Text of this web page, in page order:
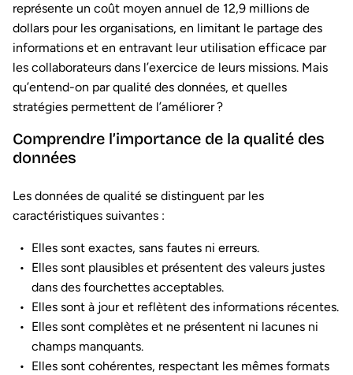
représente un coût moyen annuel de 12,9 millions de
dollars pour les organisations, en limitant le partage des
informations et en entravant leur utilisation efficace par
les collaborateurs dans l’exercice de leurs missions. Mais
qu’entend-on par qualité des données, et quelles
stratégies permettent de l’améliorer ?
Comprendre l’importance de la qualité des
données
Les données de qualité se distinguent par les
caractéristiques suivantes :
Elles sont exactes, sans fautes ni erreurs.
Elles sont plausibles et présentent des valeurs justes
dans des fourchettes acceptables.
Elles sont à jour et reflètent des informations récentes.
Elles sont complètes et ne présentent ni lacunes ni
champs manquants.
Elles sont cohérentes, respectant les mêmes formats